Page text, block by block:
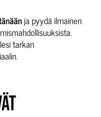
ja pyydä ilmainen
tarkan